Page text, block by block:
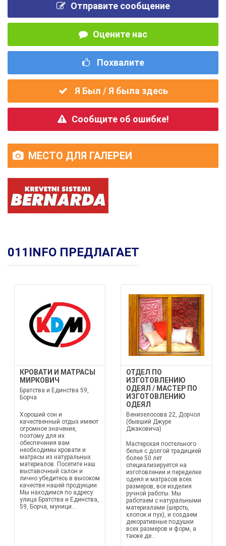
Отправите сообщение
Оцените нас
Похвалите
Я Был / Я была здесь
Сообщите об ошибке!
МЕСТО ДЛЯ ГАЛЕРЕИ
011INFO ПРЕДЛАГАЕТ
КРОВАТИ И МАТРАСЫ
МИРКОВИЧ
Братства и Единства 59,
Борча
Хороший сон и
качественный отдых имеют
огромное значение,
поэтому для их
обеспечения вам
необходимы кровати и
матрасы из натуральных
материалов. Посетите наш
выставочный салон и
лично убедитесь в высоком
качестве нашей продукции.
Мы находимся по адресу:
улица Братства и Единства,
59, Борча, муници...
ОТДЕЛ ПО
ИЗГОТОВЛЕНИЮ
ОДЕЯЛ / МАСТЕР ПО
ИЗГОТОВЛЕНИЮ
ОДЕЯЛ
Венизелосова 22, Дорчол
(бывший Джуре
Джаковича)
Мастерская постельного
белья с долгой традицией
более 50 лет
специализируется на
изготовлении и переделке
одеял и матрасов всех
размеров, все изделия
ручной работы. Мы
работаем с натуральными
материалами (шерсть,
хлопок и пух), и создаем
декоративные подушки
всех размеров и форм, а
также де...